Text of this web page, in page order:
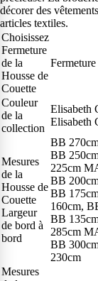
décorer des
articles textiles.
Choisissez
Fermeture
de la
Housse de
Couette
Couleur
de la
collection
Elisabeth
Elisabeth
Mesures
de la
Housse de
Couette
Largeur
de bord à
bord
BB
BB
225cm
BB
BB
160cm,
BB
285cm
BB
230cm
Mesures